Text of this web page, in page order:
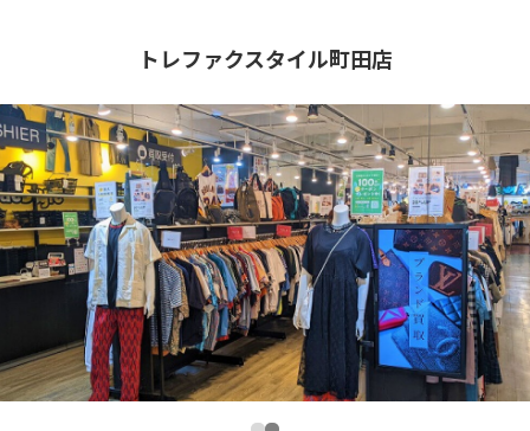
2021(150)
2020(322)
2019(252)
2018(205)
2017(188)
トレファクスタイル町田店